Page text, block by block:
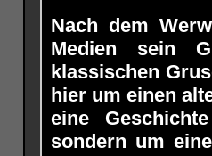
Nach dem
Medien sein
klassischen
hier um einen
eine
sondern um